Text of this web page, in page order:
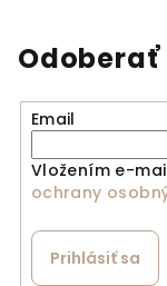
Email
Vložením e-
ochrany
Prihlásiť sa